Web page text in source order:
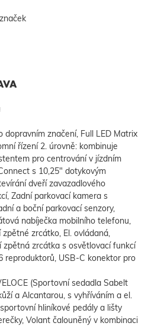
dopravním značení, Full LED Matrix
řízení 2. úrovně: kombinuje
pro centrování v jízdním
s 10,25" dotykovým
dveří zavazadlového
Zadní parkovací kamera s
a boční parkovací senzory,
nabíječka mobilního telefonu,
zrcátko, El. ovládaná,
zpětná zrcátka s osvětlovací funkcí
reproduktorů, USB-C konektor pro
(Sportovní sedadla Sabelt
a Alcantarou, s vyhříváním a el.
hliníkové pedály a lišty
Volant čalouněný v kombinaci